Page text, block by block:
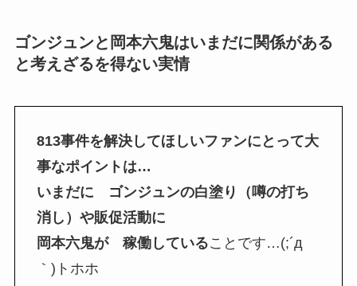
ゴンジュンと岡本六鬼はいまだに関係がある
と考えざるを得ない実情
813事件を解決してほしいファンにとって大
事なポイントは…
いまだに ゴンジュンの白塗り（噂の打ち
消し）や販促活動に
岡本六鬼が 稼働していることです…(;´д
｀)トホホ